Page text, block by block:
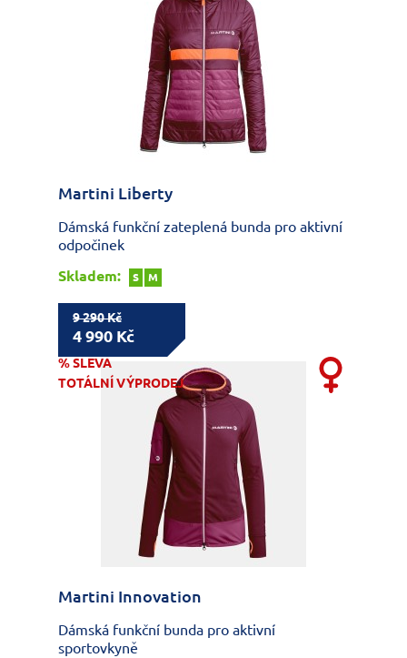
Martini Liberty
Dámská funkční zateplená bunda pro aktivní
odpočinek
Skladem:
S M
9 290 Kč
4 990 Kč
% SLEVA
TOTÁLNÍ VÝPRODEJ
Martini Innovation
Dámská funkční bunda pro aktivní
sportovkyně